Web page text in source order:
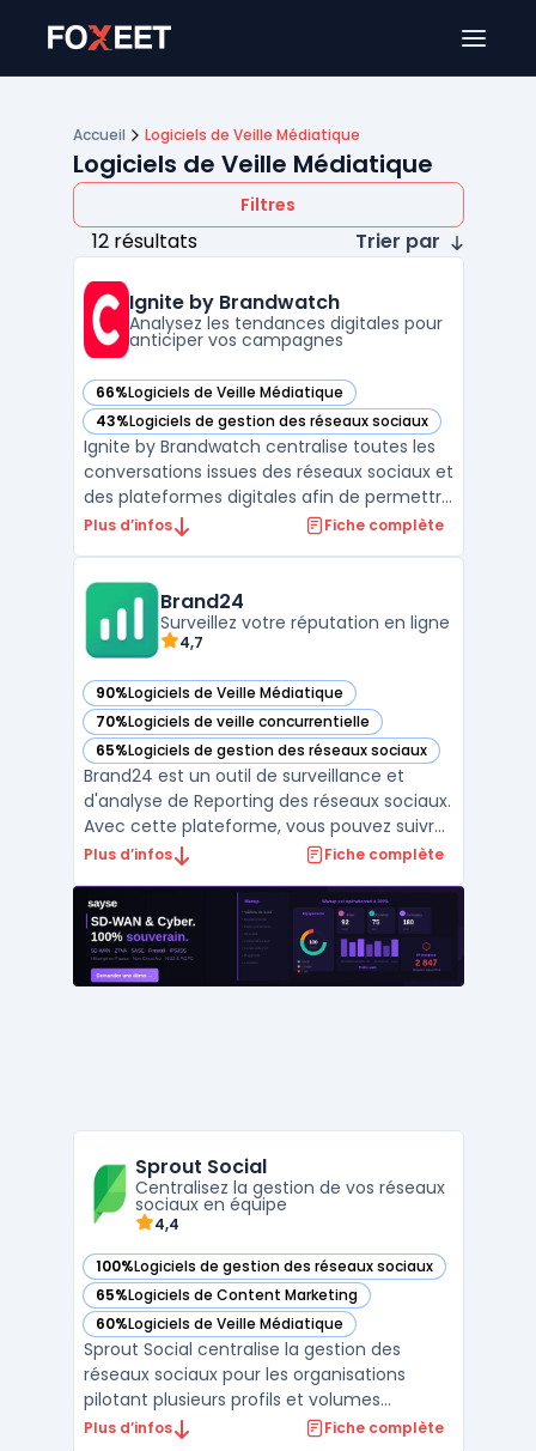
Accueil Logiciels de Veille Médiatique
Logiciels de Veille Médiatique
Filtres
12 résultats Trier par
Ignite by Brandwatch
Analysez les tendances digitales pour
anticiper vos campagnes
66%Logiciels de Veille Médiatique
— voir Ignite by Brandwatch dans cette catégorie
43%Logiciels de gestion des réseaux sociaux
— voir Ignite by Brandwatch dans cette catégorie
Ignite by Brandwatch centralise toutes les
conversations issues des réseaux sociaux et
des plateformes digitales afin de permettre
un suivi en temps réel de la réputation en
mentions par semaine et ajustent leur suivi
en ...
Plus d’infos Fiche complète
Brand24
Surveillez votre réputation en ligne
4,7
90%Logiciels de Veille Médiatique
— voir Brand24 dans cette catégorie
70%Logiciels de veille concurrentielle
— voir Brand24 dans cette catégorie
65%Logiciels de gestion des réseaux sociaux
— voir Brand24 dans cette catégorie
Brand24 est un outil de surveillance et
d'analyse de Reporting des réseaux sociaux.
Avec cette plateforme, vous pouvez suivre
votre présence sur les réseaux sociaux, les
à votre entreprise. Vous recevrez des
alertes en temps réel pour pouvoir prendre
des déc ...
Plus d’infos Fiche complète
Sprout Social
Centralisez la gestion de vos réseaux
sociaux en équipe
4,4
100%Logiciels de gestion des réseaux sociaux
— voir Sprout Social dans cette catégorie
65%Logiciels de Content Marketing
— voir Sprout Social dans cette catégorie
60%Logiciels de Veille Médiatique
— voir Sprout Social dans cette catégorie
Sprout Social centralise la gestion des
réseaux sociaux pour les organisations
pilotant plusieurs profils et volumes
importants d’interactions. Ce logiciel cloud
Plus d’infos Fiche complète